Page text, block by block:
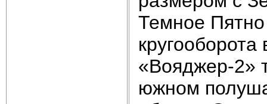
Темное
«Вояджер-2»
южном